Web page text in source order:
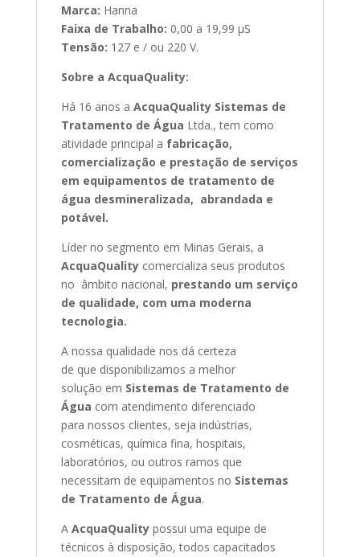
Marca: Hanna
Faixa de Trabalho: 0,00 a 19,99 μS
Tensão: 127 e / ou 220 V.
Sobre a AcquaQuality:
Há 16 anos a AcquaQuality Sistemas de
Tratamento de Água Ltda., tem como
atividade principal a fabricação,
comercialização e prestação de serviços
em equipamentos de tratamento de
água desmineralizada, abrandada e
potável.
Líder no segmento em Minas Gerais, a
AcquaQuality comercializa seus produtos
no âmbito nacional, prestando um serviço
de qualidade, com uma moderna
tecnologia.
A nossa qualidade nos dá certeza
de que disponibilizamos a melhor
solução em Sistemas de Tratamento de
Água com atendimento diferenciado
para nossos clientes, seja indústrias,
cosméticas, química fina, hospitais,
laboratórios, ou outros ramos que
necessitam de equipamentos no Sistemas
de Tratamento de Água.
A AcquaQualitypossui uma equipe de
técnicos à disposição, todos capacitados